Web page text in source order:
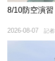
8/10防空演
記
2026-08-07